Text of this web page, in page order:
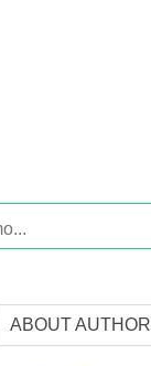
ABOUT AUTHOR